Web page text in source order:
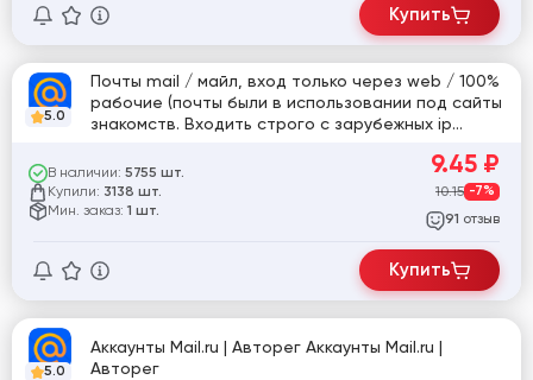
Купить
5.0
Почты mail / майл, вход только через web / 100%
рабочие (почты были в использовании под сайты
знакомств. Входить строго с зарубежных ip
В наличии: 5755 шт.
Купили: 3138 шт.
Мин. заказ: 1 шт.
9.45 ₽
10.15 -7%
91 отзыв
Купить
5.0
Аккаунты Mail.ru | Авторег Аккаунты Mail.ru |
Авторег